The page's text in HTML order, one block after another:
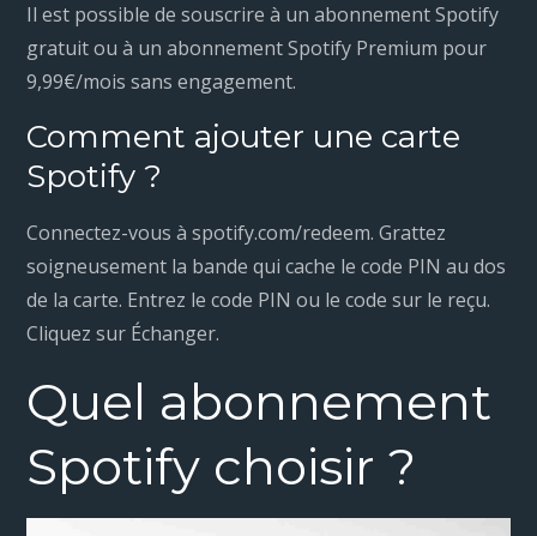
Il est possible de souscrire à un abonnement Spotify
gratuit ou à un abonnement Spotify Premium pour
9,99€/mois sans engagement.
Comment ajouter une carte
Spotify ?
Connectez-vous à spotify.com/redeem. Grattez
soigneusement la bande qui cache le code PIN au dos
de la carte. Entrez le code PIN ou le code sur le reçu.
Cliquez sur Échanger.
Quel abonnement
Spotify choisir ?